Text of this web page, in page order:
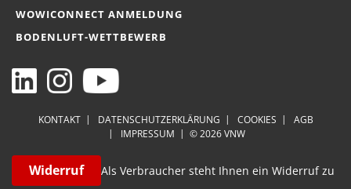
WOWICONNECT ANMELDUNG
BODENLUFT-WETTBEWERB
KONTAKT DATENSCHUTZERKLÄRUNG COOKIES
AGB
IMPRESSUM
© 2026 VNW
Widerruf Als Verbraucher steht Ihnen ein Widerruf zu